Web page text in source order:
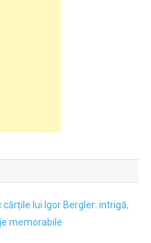
cărțile lui Igor Bergler: intrigă,
memorabile